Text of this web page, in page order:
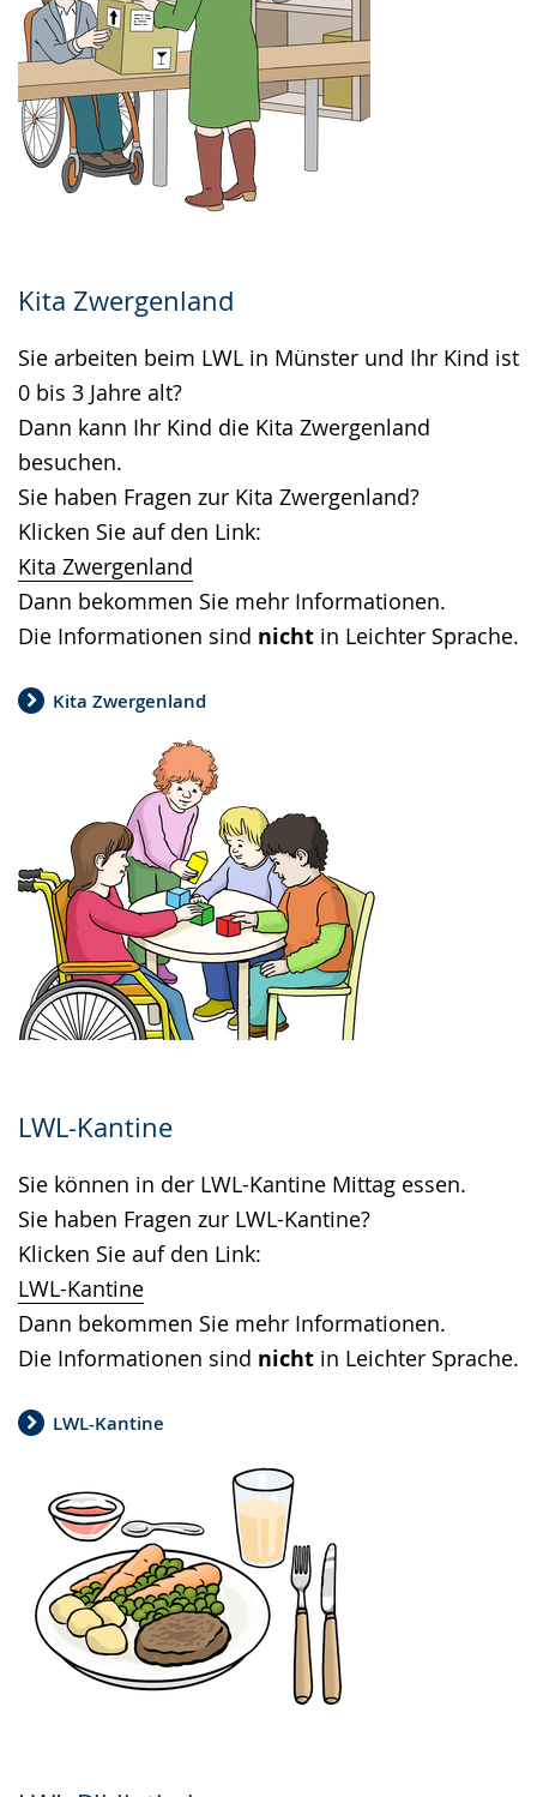
Kita Zwergenland
Sie arbeiten beim LWL in Münster und Ihr Kind ist
0 bis 3 Jahre alt?
Dann kann Ihr Kind die Kita Zwergenland
besuchen.
Sie haben Fragen zur Kita Zwergenland?
Klicken Sie auf den Link:
Kita Zwergenland
Dann bekommen Sie mehr Informationen.
Die Informationen sind nicht in Leichter Sprache.
Kita Zwergenland
LWL-Kantine
Sie können in der LWL-Kantine Mittag essen.
Sie haben Fragen zur LWL-Kantine?
Klicken Sie auf den Link:
LWL-Kantine
Dann bekommen Sie mehr Informationen.
Die Informationen sind nicht in Leichter Sprache.
LWL-Kantine